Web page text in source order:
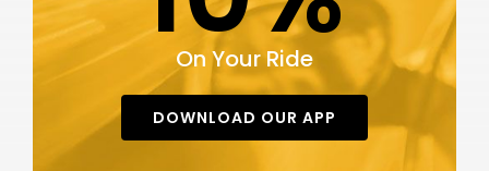
On Your Ride
DOWNLOAD OUR APP